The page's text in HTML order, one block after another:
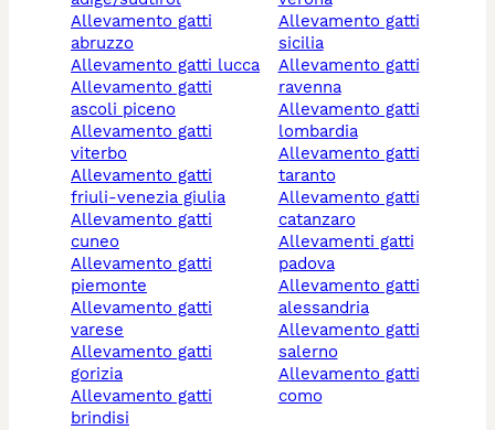
allevamento gatti
abruzzo
allevamento gatti lucca
allevamento gatti
ascoli piceno
allevamento gatti
viterbo
allevamento gatti
friuli-venezia giulia
allevamento gatti
cuneo
allevamento gatti
piemonte
allevamento gatti
varese
allevamento gatti
gorizia
allevamento gatti
brindisi
allevamento gatti
sicilia
allevamento gatti
ravenna
allevamento gatti
lombardia
allevamento gatti
taranto
allevamento gatti
catanzaro
allevamenti gatti
padova
allevamento gatti
alessandria
allevamento gatti
salerno
allevamento gatti
como